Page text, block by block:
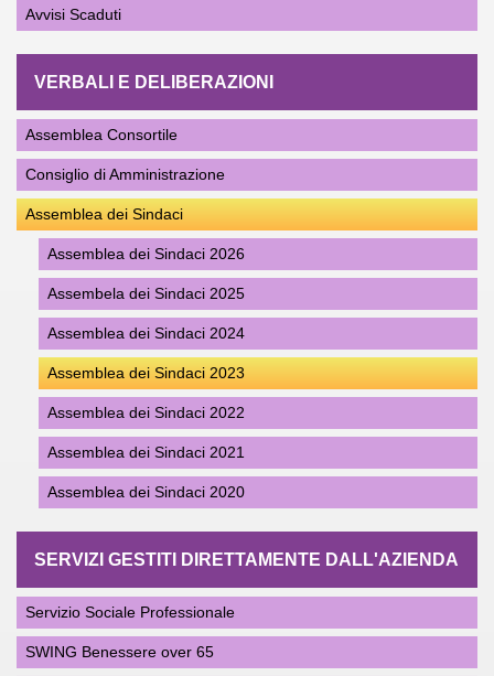
Avvisi Scaduti
VERBALI E DELIBERAZIONI
Assemblea Consortile
Consiglio di Amministrazione
Assemblea dei Sindaci
Assemblea dei Sindaci 2026
Assembela dei Sindaci 2025
Assemblea dei Sindaci 2024
Assemblea dei Sindaci 2023
Assemblea dei Sindaci 2022
Assemblea dei Sindaci 2021
Assemblea dei Sindaci 2020
SERVIZI GESTITI DIRETTAMENTE DALL'AZIENDA
Servizio Sociale Professionale
SWING Benessere over 65